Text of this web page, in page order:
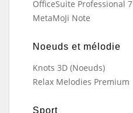
OfficeSuite Professional 7
MetaMoJi Note
Noeuds et mélodie
Knots 3D (Noeuds)
Relax Melodies Premium
Sport